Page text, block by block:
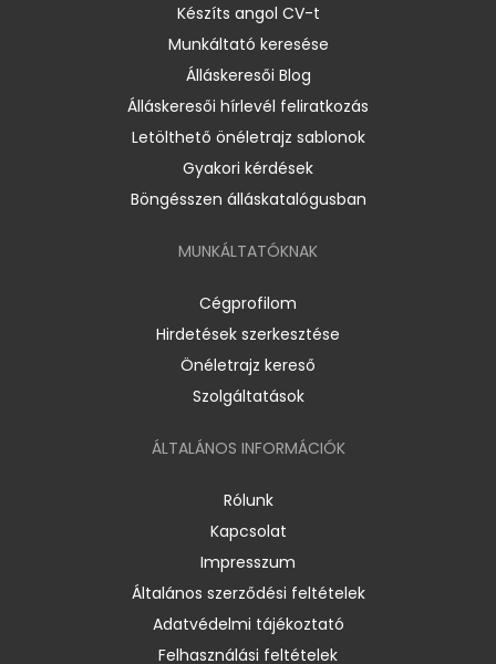
Készíts angol CV-t
Munkáltató keresése
Álláskeresői Blog
Álláskeresői hírlevél feliratkozás
Letölthető önéletrajz sablonok
Gyakori kérdések
Böngésszen álláskatalógusban
MUNKÁLTATÓKNAK
Cégprofilom
Hirdetések szerkesztése
Önéletrajz kereső
Szolgáltatások
ÁLTALÁNOS INFORMÁCIÓK
Rólunk
Kapcsolat
Impresszum
Általános szerződési feltételek
Adatvédelmi tájékoztató
Felhasználási feltételek